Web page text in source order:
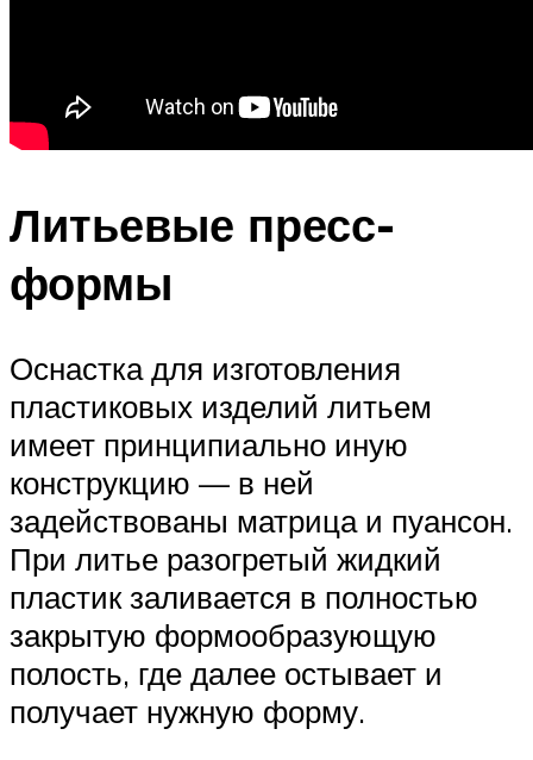
Литьевые пресс-
формы
Оснастка для изготовления
пластиковых изделий литьем
имеет принципиально иную
конструкцию — в ней
задействованы матрица и пуансон.
При литье разогретый жидкий
пластик заливается в полностью
закрытую формообразующую
полость, где далее остывает и
получает нужную форму.